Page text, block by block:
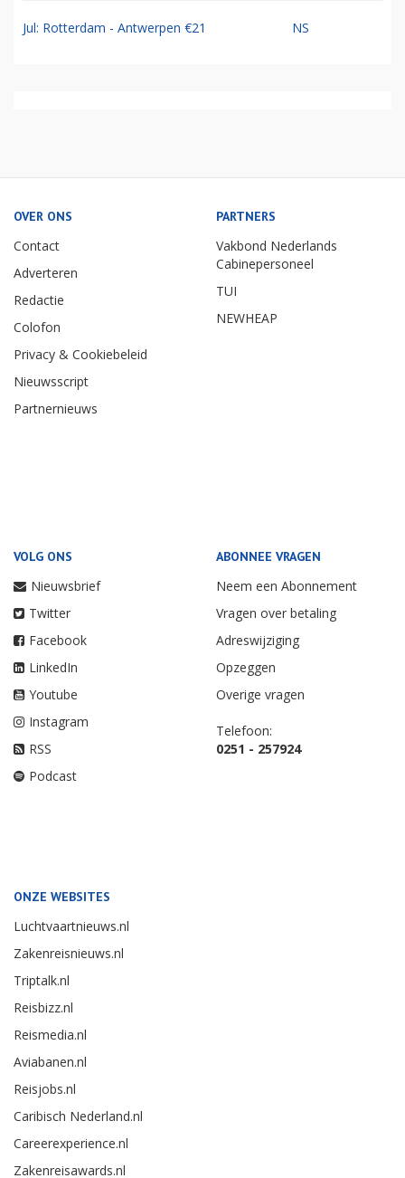
Jul: Rotterdam - Antwerpen €21 NS
OVER ONS
Contact
Adverteren
Redactie
Colofon
Privacy & Cookiebeleid
Nieuwsscript
Partnernieuws
PARTNERS
Vakbond Nederlands
Cabinepersoneel
TUI
NEWHEAP
VOLG ONS
Nieuwsbrief
Twitter
Facebook
LinkedIn
Youtube
Instagram
RSS
Podcast
ABONNEE VRAGEN
Neem een Abonnement
Vragen over betaling
Adreswijziging
Opzeggen
Overige vragen
Telefoon:
0251 - 257924
ONZE WEBSITES
Luchtvaartnieuws.nl
Zakenreisnieuws.nl
Triptalk.nl
Reisbizz.nl
Reismedia.nl
Aviabanen.nl
Reisjobs.nl
Caribisch Nederland.nl
Careerexperience.nl
Zakenreisawards.nl